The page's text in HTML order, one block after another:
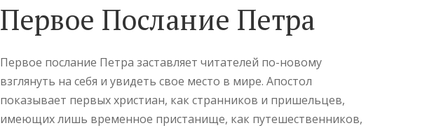
Первое Послание Петра
Первое послание Петра заставляет читателей по-новому
взглянуть на себя и увидеть свое место в мире. Апостол
показывает первых христиан, как странников и пришельцев,
имеющих лишь временное пристанище, как путешественников,